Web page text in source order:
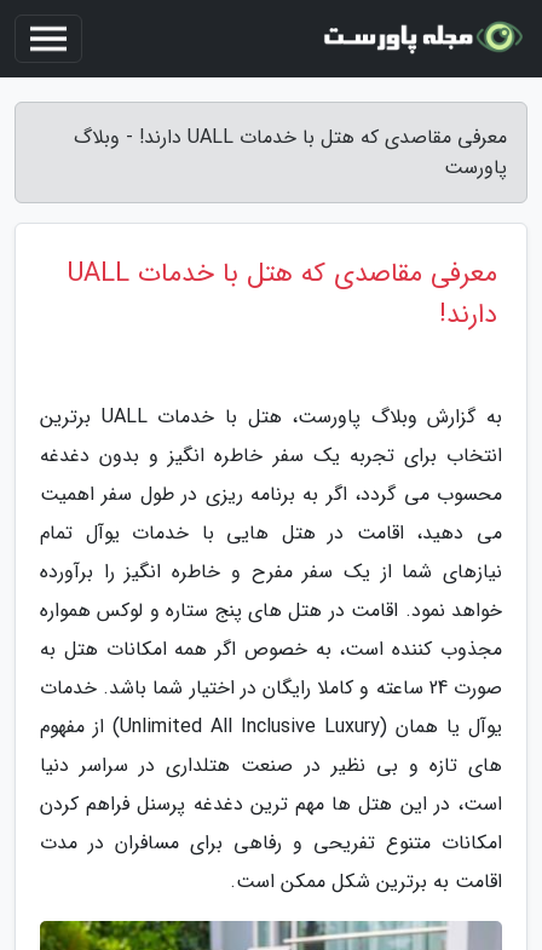
معرفی مقاصدی که هتل با خدمات UALL دارند! - وبلاگ
پاورست
معرفی مقاصدی که هتل با خدمات UALL
دارند!
به گزارش وبلاگ پاورست، هتل با خدمات UALL برترین
انتخاب برای تجربه یک سفر خاطره انگیز و بدون دغدغه
محسوب می گردد، اگر به برنامه ریزی در طول سفر اهمیت
می دهید، اقامت در هتل هایی با خدمات یوآل تمام
نیازهای شما از یک سفر مفرح و خاطره انگیز را برآورده
خواهد نمود. اقامت در هتل های پنج ستاره و لوکس همواره
مجذوب کننده است، به خصوص اگر همه امکانات هتل به
صورت 24 ساعته و کاملا رایگان در اختیار شما باشد. خدمات
یوآل یا همان (Unlimited All Inclusive Luxury) از مفهوم
های تازه و بی نظیر در صنعت هتلداری در سراسر دنیا
است، در این هتل ها مهم ترین دغدغه پرسنل فراهم کردن
امکانات متنوع تفریحی و رفاهی برای مسافران در مدت
اقامت به برترین شکل ممکن است.